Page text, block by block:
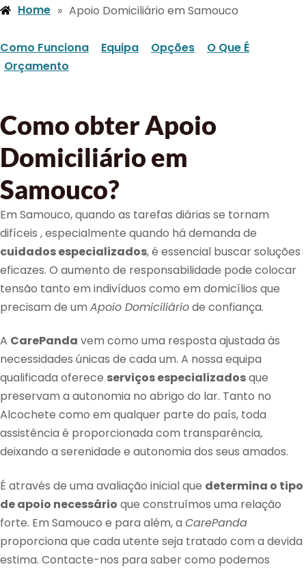
Home » Apoio Domiciliário em Samouco
Como Funciona Equipa Opções
O Que É
Orçamento
Como obter Apoio
Domiciliário em
Samouco?
Em Samouco, quando as tarefas diárias se tornam
difíceis , especialmente quando há demanda de
cuidados especializados, é essencial buscar soluções
eficazes. O aumento de responsabilidade pode colocar
tensão tanto em indivíduos como em domicílios que
precisam de um Apoio Domiciliáriode confiança.
A CarePanda vem como uma resposta ajustada às
necessidades únicas de cada um. A nossa equipa
qualificada oferece serviços especializadosque
preservam a autonomia no abrigo do lar. Tanto no
Alcochete como em qualquer parte do país, toda
assistência é proporcionada com transparência,
deixando a serenidade e autonomia dos seus amados.
É através de uma avaliação inicial que determina o tipo
de apoio necessário que construímos uma relação
forte. Em Samouco e para além, a CarePanda
proporciona que cada utente seja tratado com a devida
estima. Contacte-nos para saber como podemos